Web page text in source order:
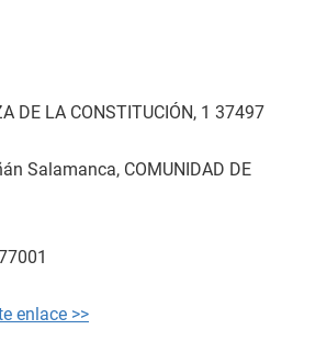
DE LA CONSTITUCIÓN, 1 37497
Salamanca, COMUNIDAD DE
enlace >>